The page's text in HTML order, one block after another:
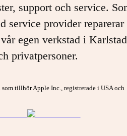
support och service.
service provider
egen verkstad i
privatpersoner.
tillhör Apple Inc., registrerade i USA och